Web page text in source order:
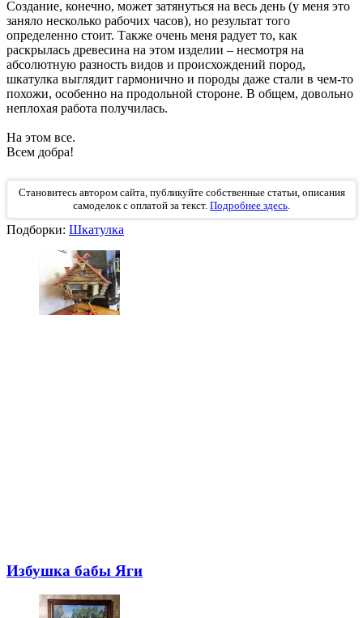
Создание, конечно, может затянуться на весь день (у меня это
заняло несколько рабочих часов), но результат того
определенно стоит. Также очень меня радует то, как
раскрылась древесина на этом изделии – несмотря на
абсолютную разность видов и происхождений пород,
шкатулка выглядит гармонично и породы даже стали в чем-то
похожи, особенно на продольной стороне. В общем, довольно
неплохая работа получилась.
На этом все.
Всем добра!
Становитесь автором сайта, публикуйте собственные статьи, описания
самоделок с оплатой за текст. Подробнее здесь.
Подборки: Шкатулка
Избушка бабы Яги